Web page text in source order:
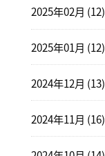
2025年02月 (12)
2025年01月 (12)
2024年12月 (13)
2024年11月 (16)